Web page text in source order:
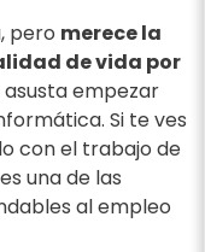
pero merece la
de vida por
asusta empezar
Si te ves
con el trabajo de
una de las
al empleo